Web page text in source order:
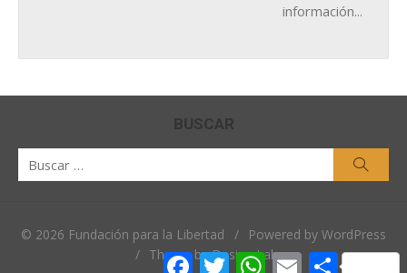
información...
BUSCAR
© 2026 Fundación para la Libertad /
Powered by WordPress
/ Theme by Design Lab
Facebook
TwitterWhatsApp
EmailCompartir